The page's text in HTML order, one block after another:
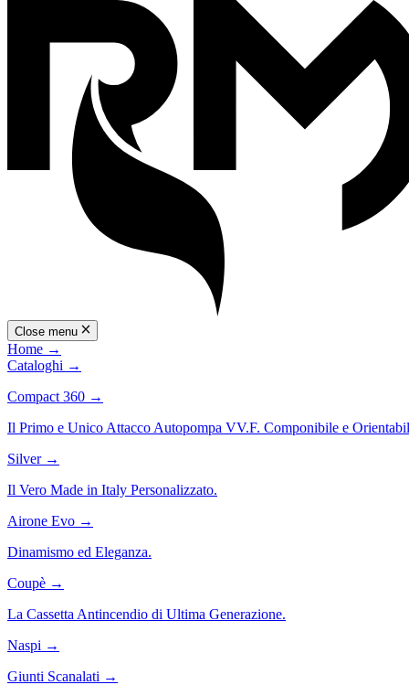
Close menu
Home →
Cataloghi →
Compact 360 →
Il Primo e Unico Attacco Autopompa VV.F. Componibile e
Silver →
Il Vero Made in Italy Personalizzato.
Airone Evo →
Dinamismo ed Eleganza.
Coupè →
La Cassetta Antincendio di Ultima Generazione.
Naspi →
Giunti Scanalati →